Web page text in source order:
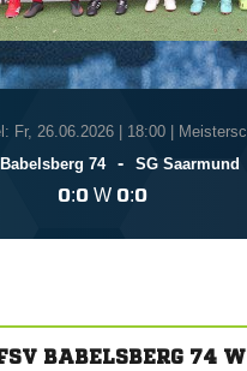
Fr, 26.06.2026
18:00 |
74
- SG Saarmund
:W :
BABELSBERG 74